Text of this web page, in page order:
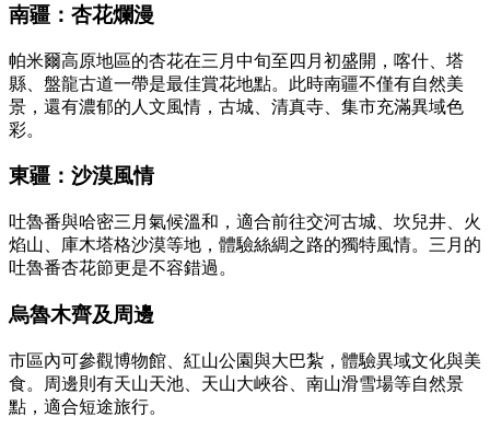
南疆：杏花爛漫
帕米爾高原地區的杏花在三月中旬至四月初盛開，喀什、塔
縣、盤龍古道一帶是最佳賞花地點。此時南疆不僅有自然美
景，還有濃郁的人文風情，古城、清真寺、集市充滿異域色
彩。
東疆：沙漠風情
吐魯番與哈密三月氣候溫和，適合前往交河古城、坎兒井、火
焰山、庫木塔格沙漠等地，體驗絲綢之路的獨特風情。三月的
吐魯番杏花節更是不容錯過。
烏魯木齊及周邊
市區內可參觀博物館、紅山公園與大巴紮，體驗異域文化與美
食。周邊則有天山天池、天山大峽谷、南山滑雪場等自然景
點，適合短途旅行。